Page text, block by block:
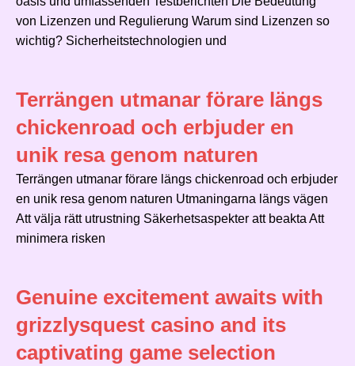
von Lizenzen und Regulierung Warum sind Lizenzen so
wichtig? Sicherheitstechnologien und
Terrängen utmanar förare längs
chickenroad och erbjuder en
unik resa genom naturen
Terrängen utmanar förare längs chickenroad och erbjuder
en unik resa genom naturen Utmaningarna längs vägen
Att välja rätt utrustning Säkerhetsaspekter att beakta Att
minimera risken
Genuine excitement awaits with
grizzlysquest casino and its
captivating game selection